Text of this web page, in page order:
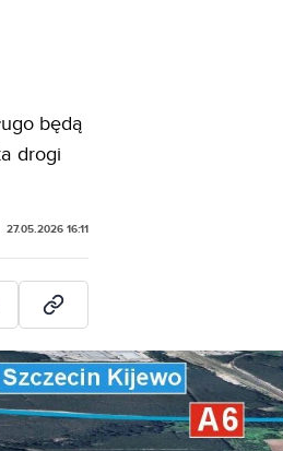
będą
drogi
27.05.2026 16:11